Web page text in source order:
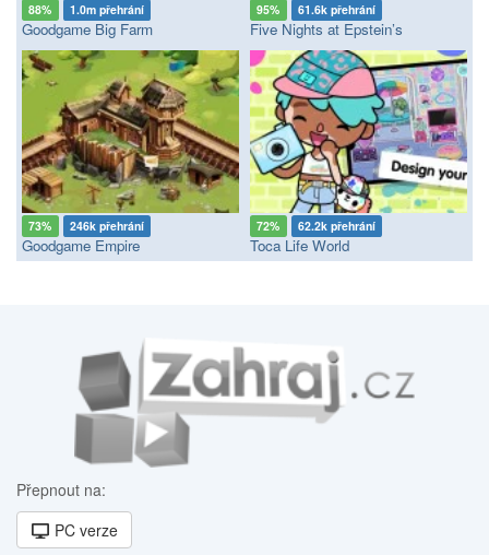
88% 1.0m přehrání
Goodgame Big Farm
95% 61.6k přehrání
Five Nights at Epstein’s
73% 246k přehrání
Goodgame Empire
72% 62.2k přehrání
Toca Life World
Přepnout na:
PC verze